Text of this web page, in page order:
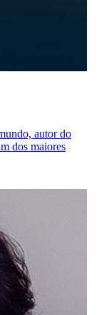
autor do
dos maiores